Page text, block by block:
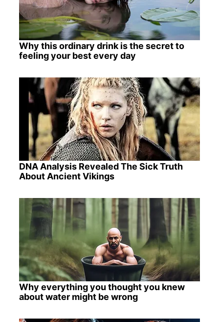
Why this ordinary drink is the secret to
feeling your best every day
DNA Analysis Revealed The Sick Truth
About Ancient Vikings
Why everything you thought you knew
about water might be wrong